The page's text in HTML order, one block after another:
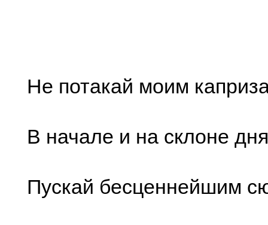
Не потакай моим
В начале и на склоне
Пускай бесценнейшим